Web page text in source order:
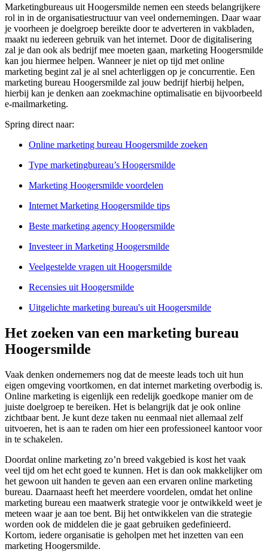
Marketingbureaus uit Hoogersmilde nemen een steeds belangrijkere
rol in in de organisatiestructuur van veel ondernemingen. Daar waar
je voorheen je doelgroep bereikte door te adverteren in vakbladen,
maakt nu iedereen gebruik van het internet. Door de digitalisering
zal je dan ook als bedrijf mee moeten gaan, marketing Hoogersmilde
kan jou hiermee helpen. Wanneer je niet op tijd met online
marketing begint zal je al snel achterliggen op je concurrentie. Een
marketing bureau Hoogersmilde zal jouw bedrijf hierbij helpen,
hierbij kan je denken aan zoekmachine optimalisatie en bijvoorbeeld
e-mailmarketing.
Spring direct naar:
Online marketing bureau Hoogersmilde zoeken
Type marketingbureau’s Hoogersmilde
Marketing Hoogersmilde voordelen
Internet Marketing Hoogersmilde tips
Beste marketing agency Hoogersmilde
Investeer in Marketing Hoogersmilde
Veelgestelde vragen uit Hoogersmilde
Recensies uit Hoogersmilde
Uitgelichte marketing bureau's uit Hoogersmilde
Het zoeken van een marketing bureau
Hoogersmilde
Vaak denken ondernemers nog dat de meeste leads toch uit hun
eigen omgeving voortkomen, en dat internet marketing overbodig is.
Online marketing is eigenlijk een redelijk goedkope manier om de
juiste doelgroep te bereiken. Het is belangrijk dat je ook online
zichtbaar bent. Je kunt deze taken nu eenmaal niet allemaal zelf
uitvoeren, het is aan te raden om hier een professioneel kantoor voor
in te schakelen.
Doordat online marketing zo’n breed vakgebied is kost het vaak
veel tijd om het echt goed te kunnen. Het is dan ook makkelijker om
het gewoon uit handen te geven aan een ervaren online marketing
bureau. Daarnaast heeft het meerdere voordelen, omdat het online
marketing bureau een maatwerk strategie voor je ontwikkeld weet je
meteen waar je aan toe bent. Bij het ontwikkelen van die strategie
worden ook de middelen die je gaat gebruiken gedefinieerd.
Kortom, iedere organisatie is geholpen met het inzetten van een
marketing Hoogersmilde.